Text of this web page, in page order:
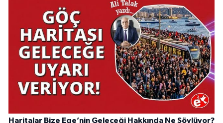
Haritalar Bize Ege’nin Geleceği Hakkında Ne Söylüyor?